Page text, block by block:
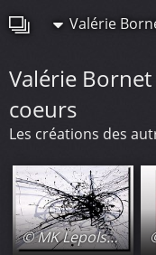
Valérie
Valérie Bornet
coeurs
Les créations des
© MK Lepolsk Matuszewski